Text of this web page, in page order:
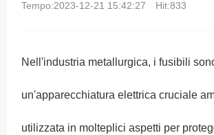
Tempo:2023-12-21 15:42:27 Hit:833
Nell'industria metallurgica, i fusibili
un'apparecchiatura elettrica cruciale
utilizzata in molteplici aspetti per